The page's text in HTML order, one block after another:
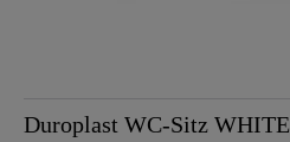
Duroplast WC-Sitz WHITE